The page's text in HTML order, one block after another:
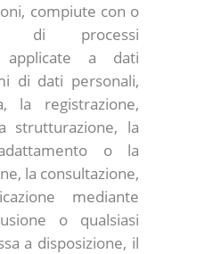
compiute con o
di processi
applicate a dati
di dati personali,
la registrazione,
strutturazione, la
o la
la consultazione,
mediante
o qualsiasi
a disposizione, il